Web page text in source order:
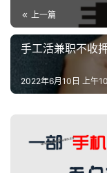
上一篇
手工活兼职不收
2022年6月10日 上午